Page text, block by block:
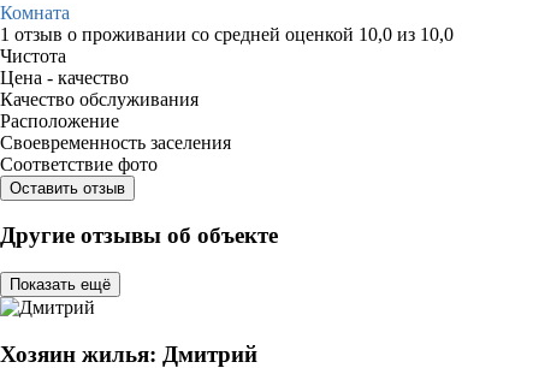
Комната
1 отзыв о проживании со средней оценкой 10,0 из 10,0
Чистота
Цена - качество
Качество обслуживания
Расположение
Своевременность заселения
Соответствие фото
Оставить отзыв
Другие отзывы об объекте
Показать ещё
Хозяин жилья: Дмитрий